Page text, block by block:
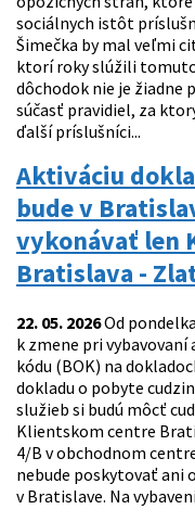
sociálnych istôt
Šimečka by mal veľmi
ktorí roky slúžili
dôchodok nie je žiadne
súčasť pravidiel, za
ďalší príslušníci...
Aktiváciu
bude v
vykonávať len
Bratislava -
22. 05. 2026Od
k zmene pri
kódu (BOK) na
dokladu o pobyte
služieb si budú môcť
Klientskom centre
4/B v obchodnom
nebude poskytovať ani
v Bratislave. Na